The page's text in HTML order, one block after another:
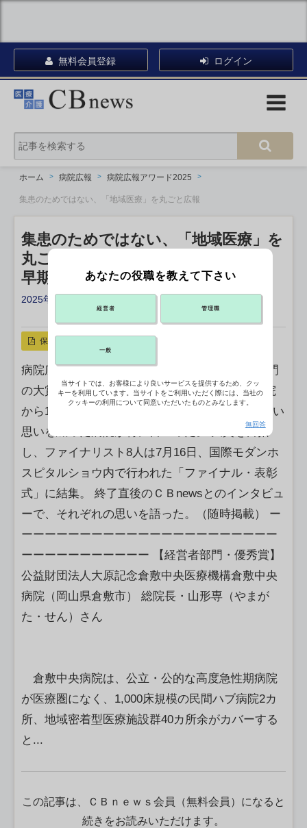
無料会員登録 ログイン
ホーム 病院広報 病院広報アワード2025
集患のためではない、「地域医療」を丸ごと広報
集患のためではない、「地域医療」を
丸ごと広報
早期転院「なぜ？」患者の理解促す
2025年08月22日 15:00
リンクをコピー X ポスト
保存
病院広報アワード2025は経営者と広報担当各部門
の大賞を決め、閉幕した。 今回は全国110の病院
から163件のエントリーがあり、広報に対する熱い
思いを綴った病院が特に目立った。 大賞を目指
し、ファイナリスト8人は7月16日、国際モダンホ
スピタルショウ内で行われた「ファイナル・表彰
式」に結集。 終了直後のＣＢnewsとのインタビュ
ーで、それぞれの思いを語った。（随時掲載） ー
ーーーーーーーーーーーーーーーーーーーーーー
ーーーーーーーーーーー 【経営者部門・優秀賞】
公益財団法人大原記念倉敷中央医療機構倉敷中央
病院（岡山県倉敷市） 総院長・山形専（やまが
た・せん）さん
倉敷中央病院は、公立・公的な高度急性期病院
が医療圏になく、1,000床規模の民間ハブ病院2カ
所、地域密着型医療施設群40カ所余がカバーする
と...
この記事は、ＣＢｎｅｗｓ会員（無料会員）になると
続きをお読みいただけます。
あなたの役職を教えて下さい
経営者 管理職
一般
当サイトでは、お客様により良いサービスを提供するため、クッ
キーを利用しています。当サイトをご利用いただく際には、当社の
クッキーの利用について同意いただいたものとみなします。
無回答